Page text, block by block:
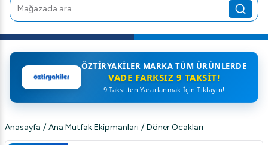
ÖZTIRYAKILER MARKA TÜM ÜRÜNLERDE
VADE FARKSIZ 9 TAKSIT!
9 Taksitten Yararlanmak İçin Tıklayın!
Anasayfa / Ana Mutfak Ekipmanları / Döner Ocakları